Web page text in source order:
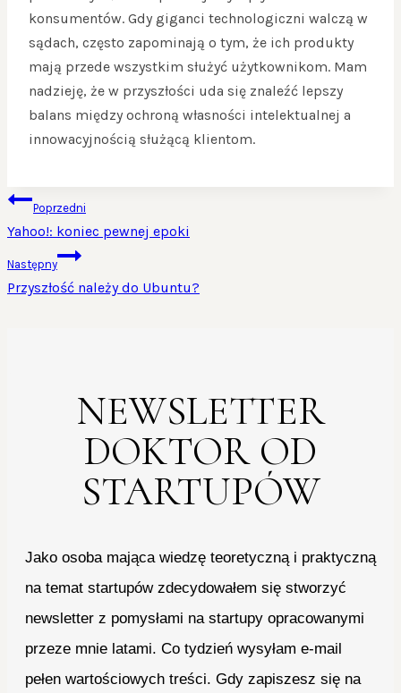
konsumentów. Gdy giganci technologiczni walczą w
sądach, często zapominają o tym, że ich produkty
mają przede wszystkim służyć użytkownikom. Mam
nadzieję, że w przyszłości uda się znaleźć lepszy
balans między ochroną własności intelektualnej a
innowacyjnością służącą klientom.
NAWIGACJA
WPISU
Poprzedni
Yahoo!: koniec pewnej epoki
Następny
Przyszłość należy do Ubuntu?
NEWSLETTER
DOKTOR OD
STARTUPÓW
Jako osoba mająca wiedzę teoretyczną i praktyczną
na temat startupów zdecydowałem się stworzyć
newsletter z pomysłami na startupy opracowanymi
przeze mnie latami. Co tydzień wysyłam e-mail
pełen wartościowych treści. Gdy zapiszesz się na